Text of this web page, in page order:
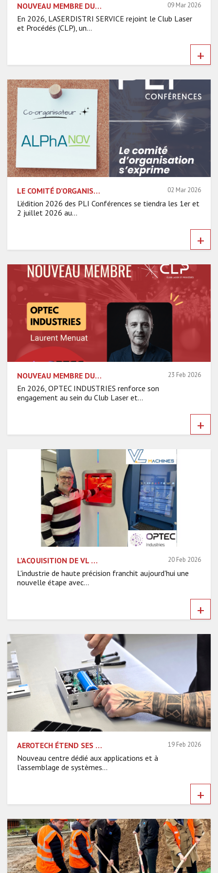
NOUVEAU MEMBRE DU CLP : RENCONTRE AVEC LASERDISTRI SERVICE 09 Mar 2026
En 2026, LASERDISTRI SERVICE rejoint le Club Laser
et Procédés (CLP), un...
+
LE COMITÉ D’ORGANISATION S’EXPRIME – ALPHANOV 02 Mar 2026
L’édition 2026 des PLI Conférences se tiendra les 1er et
2 juillet 2026 au...
+
NOUVEAU MEMBRE DU CLP : RENCONTRE AVEC OPTEC INDUSTRIES 23 Feb 2026
En 2026, OPTEC INDUSTRIES renforce son
engagement au sein du Club Laser et...
+
L’ACQUISITION DE VL MACHINES PAR OPTEC INDUSTRIES, UNE SYNERGIE AU SERVICE DE L’INNOVATION INDUSTRIELLE 20 Feb 2026
L'industrie de haute précision franchit aujourd'hui une
nouvelle étape avec...
+
AEROTECH ÉTEND SES CAPACITÉS D'ASSEMBLAGE EN PLUS DE SE DOTER D'UN LABORATOIRE D'APPLICATIONS À FÜRTH 19 Feb 2026
Nouveau centre dédié aux applications et à
l'assemblage de systèmes...
+